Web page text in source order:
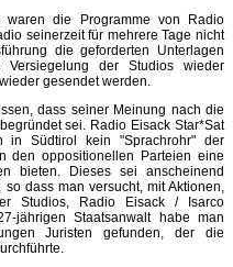
waren die Programme von Radio
seinerzeit für mehrere Tage nicht
die geforderten Unterlagen
der Studios wieder
gesendet werden.
dass seiner Meinung nach die
sei. Radio Eisack Star*Sat
in Südtirol kein "Sprachrohr" der
den oppositionellen Parteien eine
bieten. Dieses sei anscheinend
dass man versucht, mit Aktionen,
Studios, Radio Eisack / Isarco
jährigen Staatsanwalt habe man
Juristen gefunden, der die